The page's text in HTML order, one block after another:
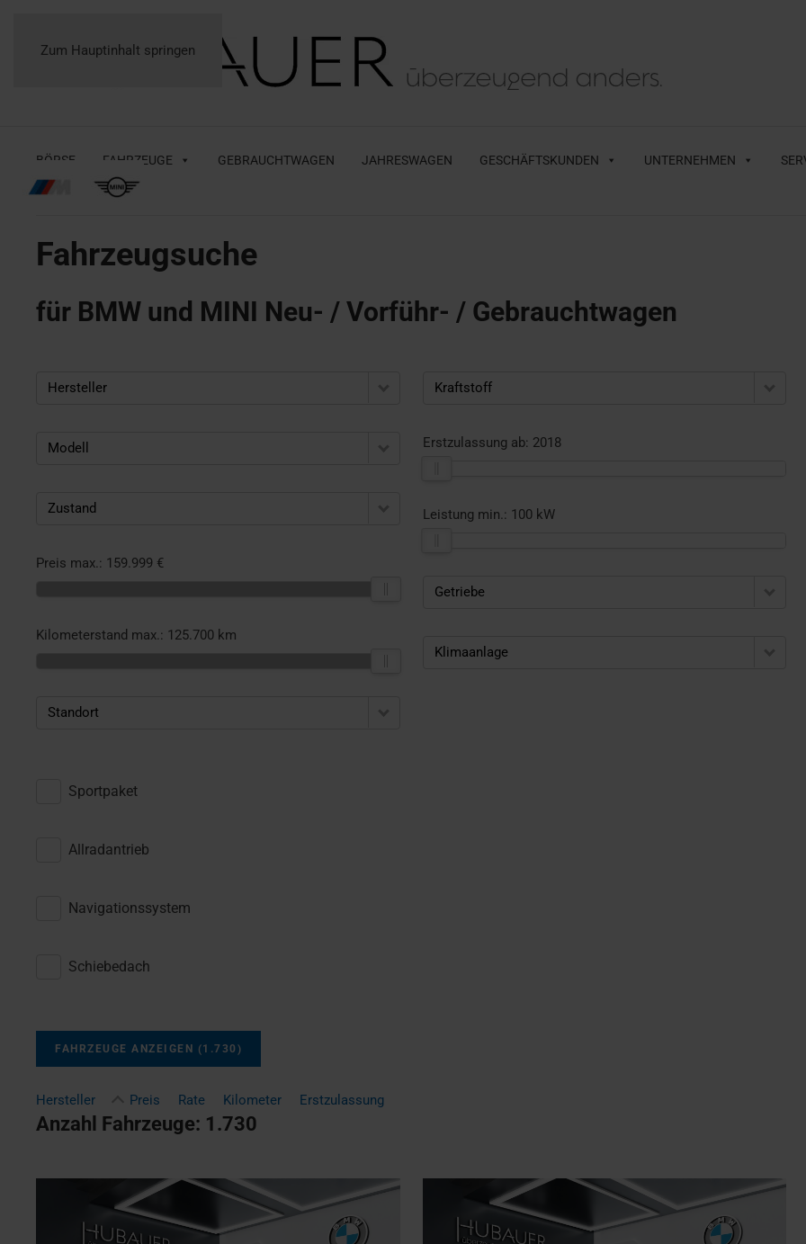
Zum Hauptinhalt springen
BÖRSE FAHRZEUGE GEBRAUCHTWAGEN JAHRESWAGEN GESCHÄFTSKUNDEN UNTERNEHMEN
Fahrzeugsuche
für BMW und MINI Neu- / Vorführ- / Gebrauchtwagen
Hersteller
Modell
Zustand
Preis max.: 159.999 €
Kilometerstand max.: 125.700 km
Standort
Kraftstoff
Erstzulassung ab: 2018
Leistung min.: 100 kW
Getriebe
Klimaanlage
Sportpaket
Allradantrieb
Navigationssystem
Schiebedach
FAHRZEUGE ANZEIGEN (1.730 )
Hersteller Preis Rate Kilometer Erstzulassung
Anzahl Fahrzeuge: 1.730